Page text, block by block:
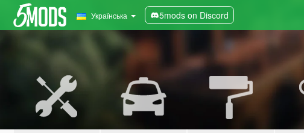
Українська 5mods on Discord